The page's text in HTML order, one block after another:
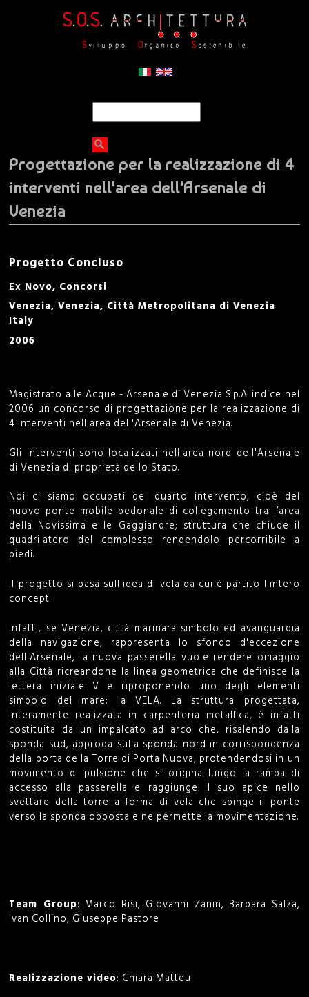
S
e
a
h
f
m
e
a
r
c
h
Progettazione per la realizzazione di 4
interventi nell'area dell'Arsenale di
Venezia
Progetto Concluso
Ex Novo Concorsi
Venezia,Venezia, Città Metropolitana di Venezia
Italy
2006
Magistrato alle Acque - Arsenale di Venezia S.p.A. indice nel
2006 un concorso di progettazione per la realizzazione di
4 interventi nell'area dell'Arsenale di Venezia.
Gli interventi sono localizzati nell'area nord dell'Arsenale
di Venezia di proprietà dello Stato.
Noi ci siamo occupati del quarto intervento, cioè del
nuovo ponte mobile pedonale di collegamento tra l’area
della Novissima e le Gaggiandre; struttura che chiude il
quadrilatero del complesso rendendolo percorribile a
piedi.
Il progetto si basa sull'idea di vela da cui è partito l'intero
concept.
Infatti, se Venezia, città marinara simbolo ed avanguardia
della navigazione, rappresenta lo sfondo d'eccezione
dell'Arsenale, la nuova passerella vuole rendere omaggio
alla Città ricreandone la linea geometrica che definisce la
lettera iniziale V e riproponendo uno degli elementi
simbolo del mare: la VELA. La struttura progettata,
interamente realizzata in carpenteria metallica, è infatti
costituita da un impalcato ad arco che, risalendo dalla
sponda sud, approda sulla sponda nord in corrispondenza
della porta della Torre di Porta Nuova, protendendosi in un
movimento di pulsione che si origina lungo la rampa di
accesso alla passerella e raggiunge il suo apice nello
svettare della torre a forma di vela che spinge il ponte
verso la sponda opposta e ne permette la movimentazione.
Team Group: Marco Risi, Giovanni Zanin, Barbara Salza,
Ivan Collino, Giuseppe Pastore
Realizzazione video: Chiara Matteu